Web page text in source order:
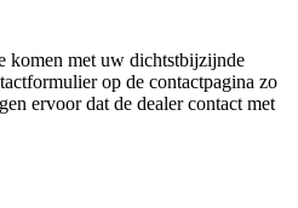
komen met uw dichtstbijzijnde
op de contactpagina zo
ervoor dat de dealer contact met